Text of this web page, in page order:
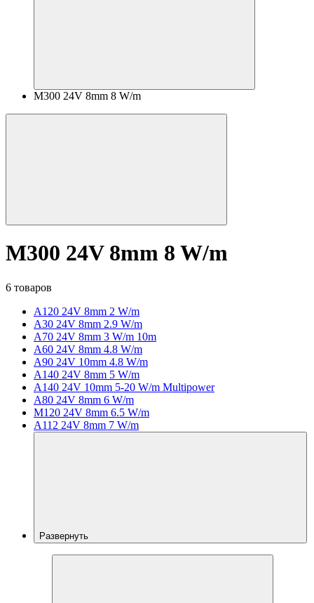
M300 24V 8mm 8 W/m
M300 24V 8mm 8 W/m
6 товаров
A120 24V 8mm 2 W/m
A30 24V 8mm 2.9 W/m
A70 24V 8mm 3 W/m 10m
A60 24V 8mm 4.8 W/m
A90 24V 10mm 4.8 W/m
A140 24V 8mm 5 W/m
A140 24V 10mm 5-20 W/m Multipower
A80 24V 8mm 6 W/m
M120 24V 8mm 6.5 W/m
A112 24V 8mm 7 W/m
Развернуть